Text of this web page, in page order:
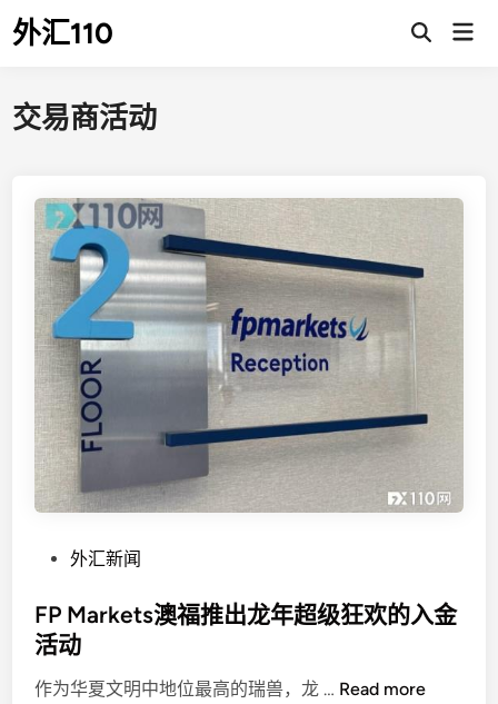
Skip
to外汇110
Open
交易商活动
s
t
d
外汇新闻
FP Markets澳福推出龙年超级狂欢的入金
活动
作为华夏文明中地位最高的瑞兽，龙 … F
Read more